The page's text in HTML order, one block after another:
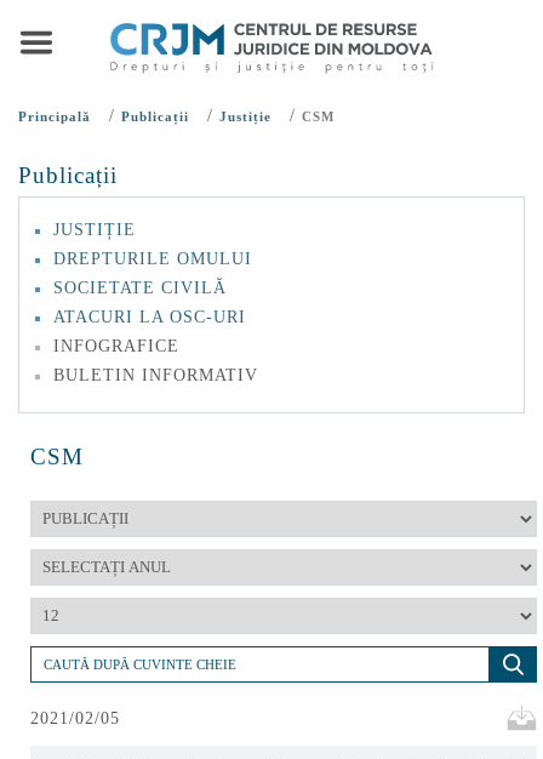
Principală / Publicații / Justiție / CSM
Publicații
JUSTIȚIE
DREPTURILE OMULUI
SOCIETATE CIVILĂ
ATACURI LA OSC-URI
INFOGRAFICE
BULETIN INFORMATIV
CSM
2021/02/05